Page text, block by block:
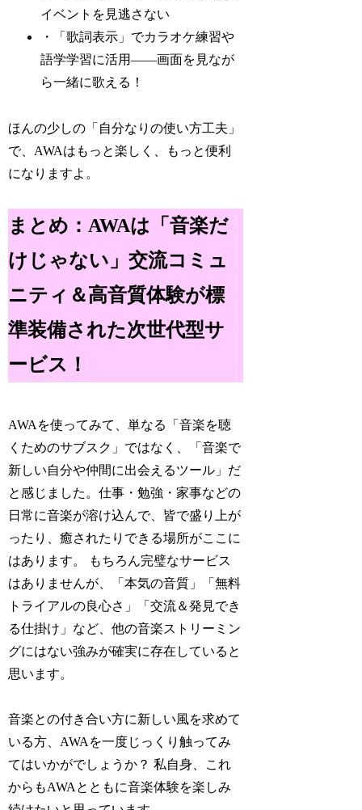
イベントを見逃さない
・「歌詞表示」でカラオケ練習や
語学学習に活用——画面を見なが
ら一緒に歌える！
ほんの少しの「自分なりの使い方工夫」
で、AWAはもっと楽しく、もっと便利
になりますよ。
まとめ：AWAは「音楽だ
けじゃない」交流コミュ
ニティ＆高音質体験が標
準装備された次世代型サ
ービス！
AWAを使ってみて、単なる「音楽を聴
くためのサブスク」ではなく、「音楽で
新しい自分や仲間に出会えるツール」だ
と感じました。仕事・勉強・家事などの
日常に音楽が溶け込んで、皆で盛り上が
ったり、癒されたりできる場所がここに
はあります。 もちろん完璧なサービス
はありませんが、「本気の音質」「無料
トライアルの良心さ」「交流＆発見でき
る仕掛け」など、他の音楽ストリーミン
グにはない強みが確実に存在していると
思います。
音楽との付き合い方に新しい風を求めて
いる方、AWAを一度じっくり触ってみ
てはいかがでしょうか？ 私自身、これ
からもAWAとともに音楽体験を楽しみ